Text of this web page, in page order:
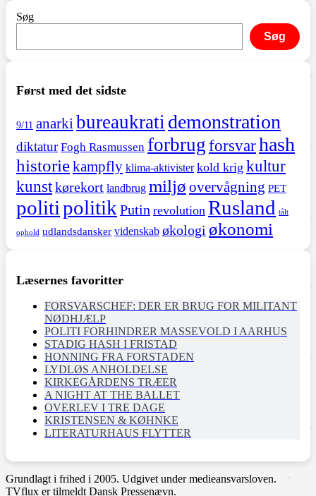
Søg
Søg
Først med det sidste
9/11 anarki bureaukrati demonstration
diktatur Fogh Rasmussen forbrugforsvarhash
historiekampfly klima-aktivister kold krig kultur
kunstkørekort landbrug miljø overvågning PET
politipolitik Putin revolution Rusland tålt
ophold udlandsdansker videnskab økologi økonomi
Læsernes favoritter
FORSVARSCHEF: DER ER BRUG FOR MILITANT
NØDHJÆLP
POLITI FORHINDRER MASSEVOLD I AARHUS
STADIG HASH I FRISTAD
HONNING FRA FORSTADEN
LYDLØS ANHOLDELSE
KIRKEGÅRDENS TRÆER
A NIGHT AT THE BALLET
OVERLEV I TRE DAGE
KRISTENSEN & KØHNKE
LITERATURHAUS FLYTTER
Grundlagt i frihed i 2005. Udgivet under medieansvarsloven.
TVflux er tilmeldt Dansk Pressenævn.